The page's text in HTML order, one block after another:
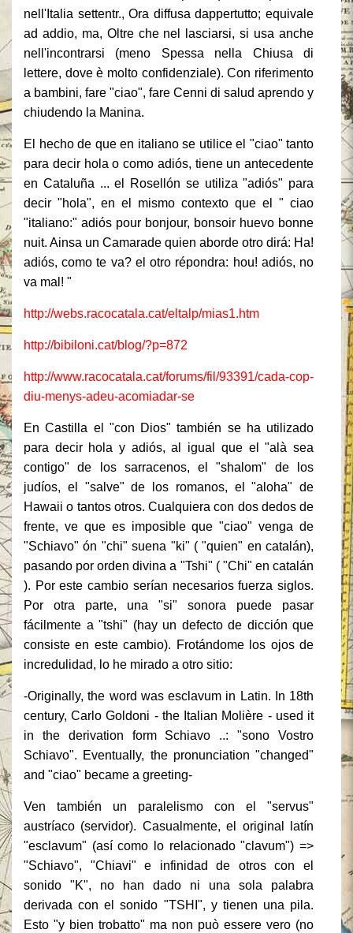
nell'Italia settentr., Ora diffusa dappertutto; equivale
ad addio, ma, Oltre che nel lasciarsi, si usa anche
nell'incontrarsi (meno Spessa nella Chiusa di
lettere, dove è molto confidenziale). Con riferimento
a bambini, fare "ciao", fare Cenni di salud aprendo y
chiudendo la Manina.
El hecho de que en italiano se utilice el "ciao" tanto
para decir hola o como adiós, tiene un antecedente
en Cataluña ... el Rosellón se utiliza "adiós" para
decir "hola", en el mismo contexto que el " ciao
"italiano:" adiós pour bonjour, bonsoir huevo bonne
nuit. Ainsa un Camarade quien aborde otro dirá: Ha!
adiós, como te va? el otro répondra: hou! adiós, no
va mal! "
http://webs.racocatala.cat/eltalp/mias1.htm
http://bibiloni.cat/blog/?p=872
http://www.racocatala.cat/forums/fil/93391/cada-cop-
diu-menys-adeu-acomiadar-se
En Castilla el "con Dios" también se ha utilizado
para decir hola y adiós, al igual que el "alà sea
contigo" de los sarracenos, el "shalom" de los
judíos, el "salve" de los romanos, el "aloha" de
Hawaii o tantos otros. Cualquiera con dos dedos de
frente, ve que es imposible que "ciao" venga de
"Schiavo" ón "chi" suena "ki" ( "quien" en catalán),
pasando por orden divina a "Tshi" ( "Chi" en catalán
). Por este cambio serían necesarios fuerza siglos.
Por otra parte, una "si" sonora puede pasar
fácilmente a "tshi" (hay un defecto de dicción que
consiste en este cambio). Frotándome los ojos de
incredulidad, lo he mirado a otro sitio:
-Originally, the word was esclavum in Latin.
In 18th
century, Carlo Goldoni - the Italian Molière - used it
in the derivation form Schiavo ..: "sono Vostro
Schiavo". Eventually, the pronunciation "changed"
and "ciao" became a greeting-
Ven también un paralelismo con el "servus"
austríaco (servidor). Casualmente, el original latín
"esclavum" (así como lo relacionado "clavum") =>
"Schiavo", "Chiavi" e infinidad de otros con el
sonido "K", no han dado ni una sola palabra
derivada con el sonido "TSHI", y tienen una pila.
Esto "y bien trobatto" ma non può essere vero (no